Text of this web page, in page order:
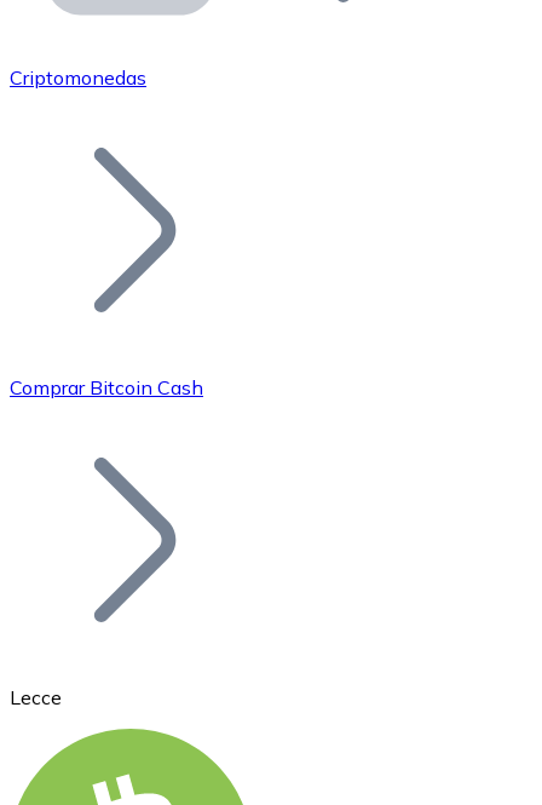
Únete a nuestra red de distribuidores.
Añade tu proyecto a nuestro ecosistema.
Bitcoin
Criptomonedas
Comprar Bitcoin Cash
Lecce